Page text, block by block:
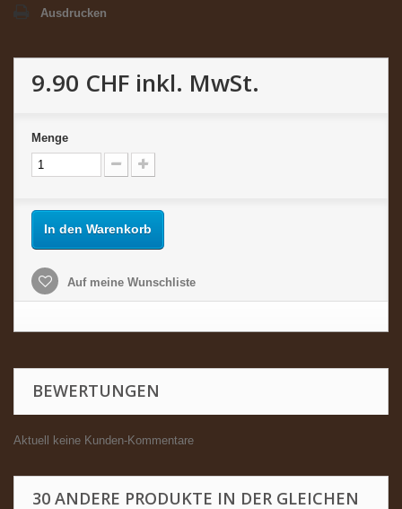
Ausdrucken
9.90 CHF inkl. MwSt.
Menge
In den Warenkorb
Auf meine Wunschliste
BEWERTUNGEN
Aktuell keine Kunden-Kommentare
30 ANDERE PRODUKTE IN DER GLEICHEN